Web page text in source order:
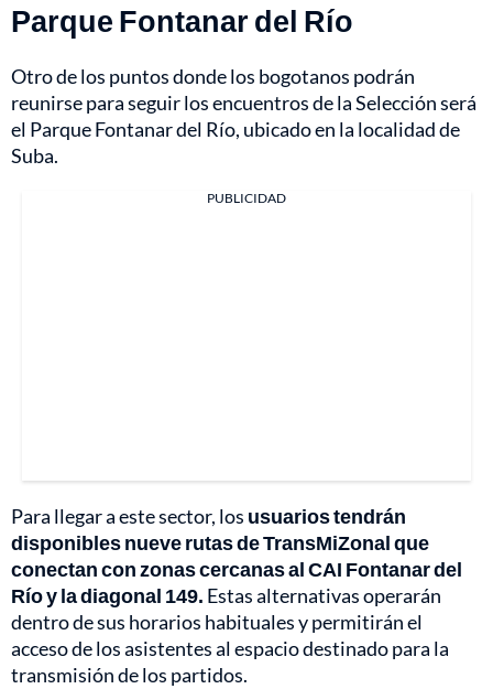
Parque Fontanar del Río
Otro de los puntos donde los bogotanos podrán
reunirse para seguir los encuentros de la Selección será
el Parque Fontanar del Río, ubicado en la localidad de
Suba.
PUBLICIDAD
Para llegar a este sector, los usuarios tendrán
disponibles nueve rutas de TransMiZonal que
conectan con zonas cercanas al CAI Fontanar del
Río y la diagonal 149. Estas alternativas operarán
dentro de sus horarios habituales y permitirán el
acceso de los asistentes al espacio destinado para la
transmisión de los partidos.